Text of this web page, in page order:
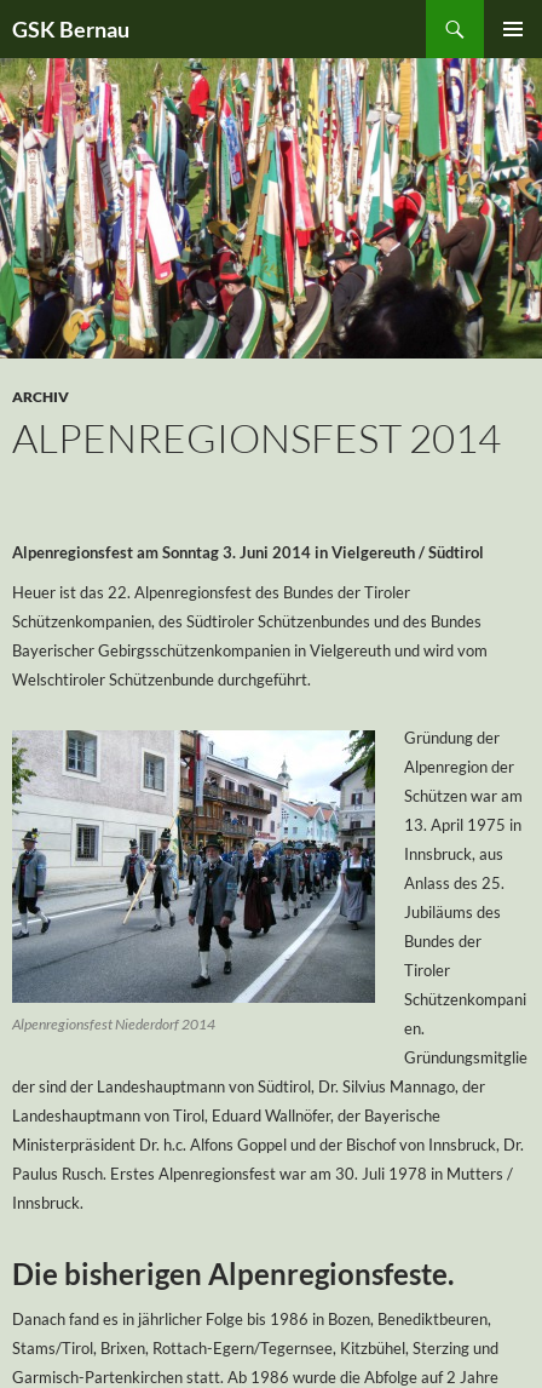
GSK Bernau
MENÜ
INHALT
SPRINGEN
ARCHIV
ALPENREGIONSFEST 2014
Alpenregionsfest am Sonntag 3. Juni 2014 in Vielgereuth / Südtirol
Heuer ist das 22. Alpenregionsfest des Bundes der Tiroler
Schützenkompanien, des Südtiroler Schützenbundes und des Bundes
Bayerischer Gebirgsschützenkompanien in Vielgereuth und wird vom
Welschtiroler Schützenbunde durchgeführt.
Alpenregionsfest Niederdorf 2014
Gründung der
Alpenregion der
Schützen war am
13. April 1975 in
Innsbruck, aus
Anlass des 25.
Jubiläums des
Bundes der
Tiroler
Schützenkompani
en.
Gründungsmitglie
der sind der Landeshauptmann von Südtirol, Dr. Silvius Mannago, der
Landeshauptmann von Tirol, Eduard Wallnöfer, der Bayerische
Ministerpräsident Dr. h.c. Alfons Goppel und der Bischof von Innsbruck, Dr.
Paulus Rusch. Erstes Alpenregionsfest war am 30. Juli 1978 in Mutters /
Innsbruck.
Die bisherigen Alpenregionsfeste.
Danach fand es in jährlicher Folge bis 1986 in Bozen, Benediktbeuren,
Stams/Tirol, Brixen, Rottach-Egern/Tegernsee, Kitzbühel, Sterzing und
Garmisch-Partenkirchen statt. Ab 1986 wurde die Abfolge auf 2 Jahre